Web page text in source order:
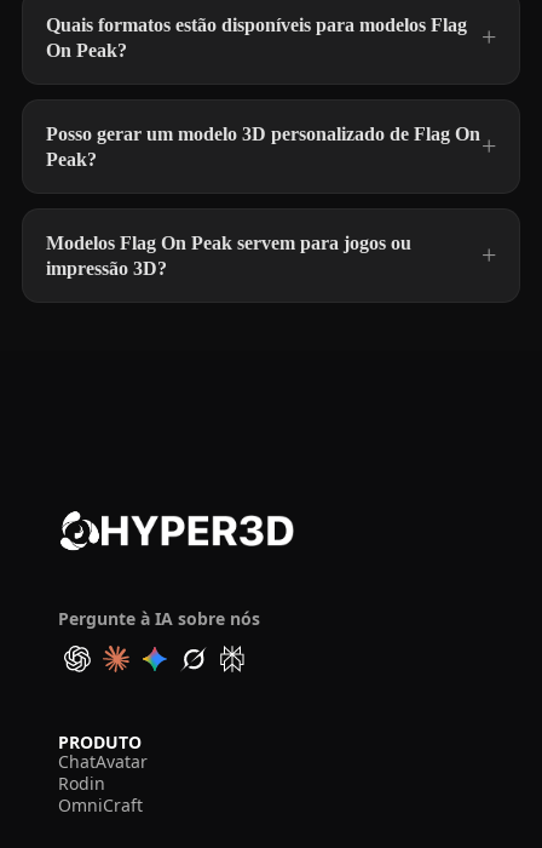
Quais formatos estão disponíveis para modelos Flag
On Peak?
Posso gerar um modelo 3D personalizado de Flag On
Peak?
Modelos Flag On Peak servem para jogos ou
impressão 3D?
Pergunte à IA sobre nós
PRODUTO
ChatAvatar
Rodin
OmniCraft